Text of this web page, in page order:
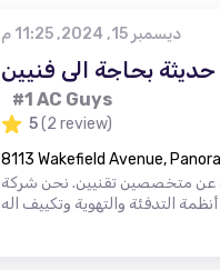
ديسمبر 15, 2024, 11:25 م
بحاجة الى فنيين
#1 AC Guys
5(2 review)
8113 Wakefield Avenue,
متخصصين تقنيين. نحن شركة